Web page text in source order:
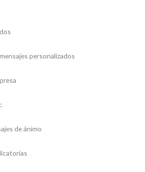
personalizados
de ánimo